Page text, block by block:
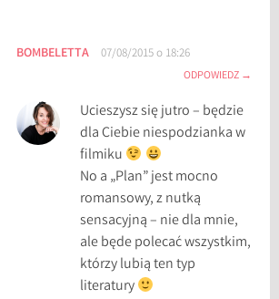
BOMBELETTA 07/08/2015 o 18:26
ODPOWIEDZ
Ucieszysz się jutro – będzie
dla Ciebie niespodzianka w
filmiku
No a „Plan” jest mocno
romansowy, z nutką
sensacyjną – nie dla mnie,
ale będe polecać wszystkim,
którzy lubią ten typ
literatury